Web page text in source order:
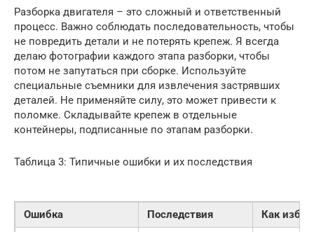
Разборка двигателя – это сложный и ответственный
процесс. Важно соблюдать последовательность, чтобы
не повредить детали и не потерять крепеж. Я всегда
делаю фотографии каждого этапа разборки, чтобы
потом не запутаться при сборке. Используйте
специальные съемники для извлечения застрявших
деталей. Не применяйте силу, это может привести к
поломке. Складывайте крепеж в отдельные
контейнеры, подписанные по этапам разборки.
Таблица 3: Типичные ошибки и их последствия
Ошибка Последствия Как